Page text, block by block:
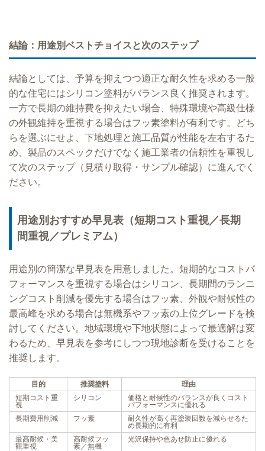
結論：用途別ベストチョイスと次のステップ
結論としては、予算を抑えつつ適正な耐久性を求める一般
的な住宅にはシリコン塗料がバランス良く推奨されます。
一方で長期の維持費を抑えたい場合、特殊環境や高級仕様
の外観維持を重視する場合はフッ素塗料が有利です。どち
らを選ぶにせよ、下地処理と施工品質が性能を左右するた
め、製品のスペックだけでなく施工業者の信頼性を重視し
て次のステップ（見積り取得・サンプル確認）に進んでく
ださい。
用途別おすすめ早見表（短期コスト重視／長期
間重視／プレミアム）
用途別の簡潔な早見表を用意しました。短期的なコストパ
フォーマンスを重視する場合はシリコン、長期間のランニ
ングコスト削減を優先する場合はフッ素、外観や耐候性の
最高峰を求める場合は無機系やフッ素の上位グレードを検
討してください。地域環境や下地状態によって最適解は変
わるため、早見表を参考にしつつ現地診断を受けることを
推奨します。
目的 推奨塗料
理由
短期コスト重
視
シリコン
価格と耐候性のバランスが良くコスト
パフォーマンスに優れる
長期費用削減
フッ素
耐久性が高く再塗装回数を減らせるた
め長期的に有利
最高耐候・美
観重視
高耐候フッ
素／無機
光沢保持や色あせ防止に優れる